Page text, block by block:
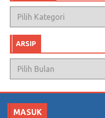
Februari 26, 2018 0
Kategori
ARSIP
Arsip
MASUK